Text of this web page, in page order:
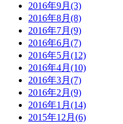
2016年9月(3)
2016年8月(8)
2016年7月(9)
2016年6月(7)
2016年5月(12)
2016年4月(10)
2016年3月(7)
2016年2月(9)
2016年1月(14)
2015年12月(6)